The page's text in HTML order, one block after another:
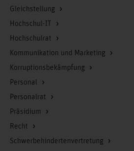
Gleichstellung
Hochschul-IT
Hochschulrat
Kommunikation und Marketing
Korruptionsbekämpfung
Personal
Personalrat
Präsidium
Recht
Schwerbehindertenvertretung